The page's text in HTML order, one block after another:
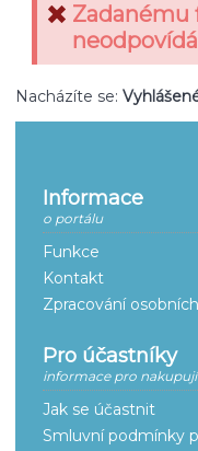
Zadanému
Nacházíte se:
Informace
o portálu
Funkce
Kontakt
Zpracování
Pro účastníky
informace pro
Jak se účastnit
Smluvní podmínky